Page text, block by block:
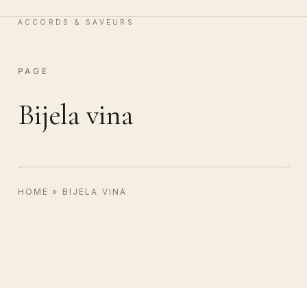
ACCORDS & SAVEURS
PAGE
Bijela vina
HOME » BIJELA VINA